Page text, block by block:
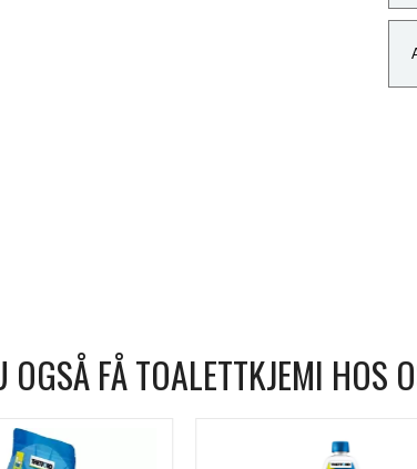
OGSÅ FÅ TOALETTKJEMI HOS